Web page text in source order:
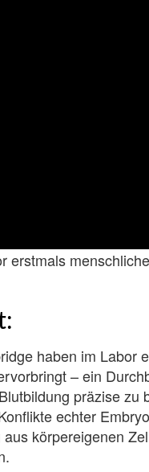
erstmals
haben im
– ein
präzise
echter
körpereigenen